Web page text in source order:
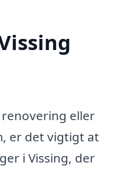
eller
er det vigtigt at
i Vissing, der